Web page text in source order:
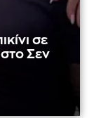
σε
Σεν